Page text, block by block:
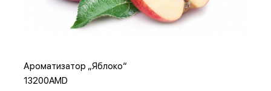
Или
Ароматизатор „Яблоко“
13200AMD
Добавить в корзину